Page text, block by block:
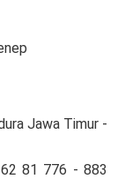
Jawa Timur -
81 776 - 883